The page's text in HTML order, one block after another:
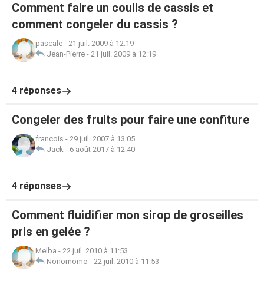
Comment faire un coulis de cassis et
comment congeler du cassis ?
pascale - 21 juil. 2009 à 12:19
Jean-Pierre - 21 juil. 2009 à 12:19
4 réponses
Congeler des fruits pour faire une confiture
francois - 29 juil. 2007 à 13:05
Jack - 6 août 2017 à 12:40
4 réponses
Comment fluidifier mon sirop de groseilles
pris en gelée ?
Melba - 22 juil. 2010 à 11:53
Nonomomo - 22 juil. 2010 à 11:53